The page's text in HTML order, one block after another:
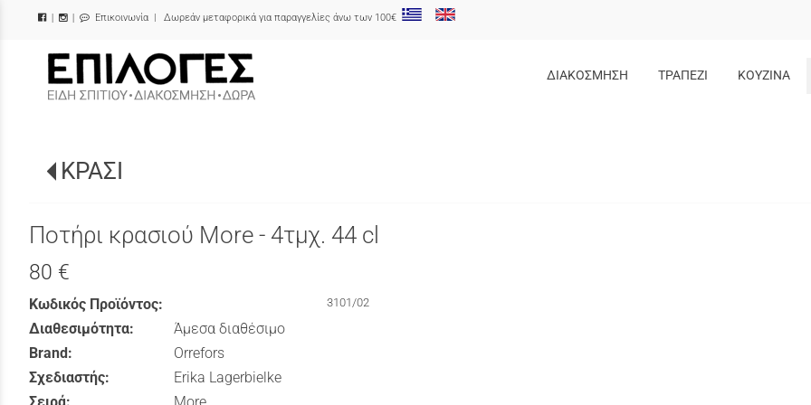
| Επικοινωνία | Δωρεάν μεταφορικά για παραγγελίες άνω των 100€
/
ΔΙΑΚΟΣΜΗΣΗ ΤΡΑΠΕΖΙ ΚΟΥΖΙΝΑ
ΚΡΑΣΙ
Ποτήρι κρασιού More - 4τμχ. 44 cl
80 €
Κωδικός Προϊόντος: 3101/02
Διαθεσιμότητα:
Άμεσα διαθέσιμο
Brand:
Orrefors
Σχεδιαστής:
Erika Lagerbielke